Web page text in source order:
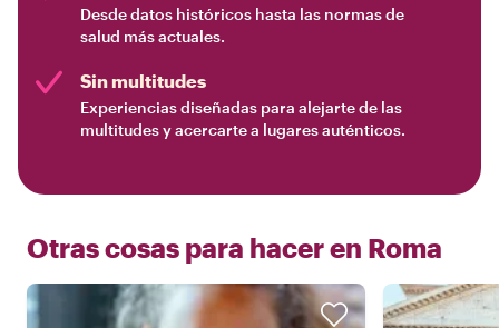
Desde datos históricos hasta las normas de
salud más actuales.
Sin multitudes
Experiencias diseñadas para alejarte de las
multitudes y acercarte a lugares auténticos.
Otras cosas para hacer en Roma